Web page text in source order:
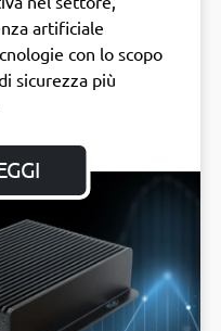
artificiale
con lo scopo
sicurezza più